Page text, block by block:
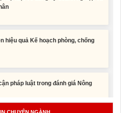
quả Kế hoạch phòng, chống
pháp luật trong đánh giá Nông
chức và người lao động năm